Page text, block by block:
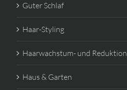
Guter Schlaf
Haar-Styling
Haarwachstum- und Reduktion
Haus & Garten